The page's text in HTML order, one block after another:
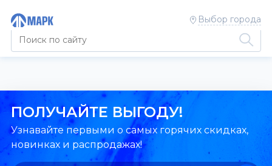
Выбор города
ПОЛУЧАЙТЕ ВЫГОДУ!
Узнавайте первыми о самых горячих скидках,
новинках и распродажах!